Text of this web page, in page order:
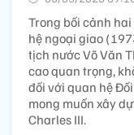
Trong bối cảnh
hệ ngoại giao
tịch nước Võ Văn
cao quan trọng,
đối với quan hệ
mong muốn xây
Charles III.